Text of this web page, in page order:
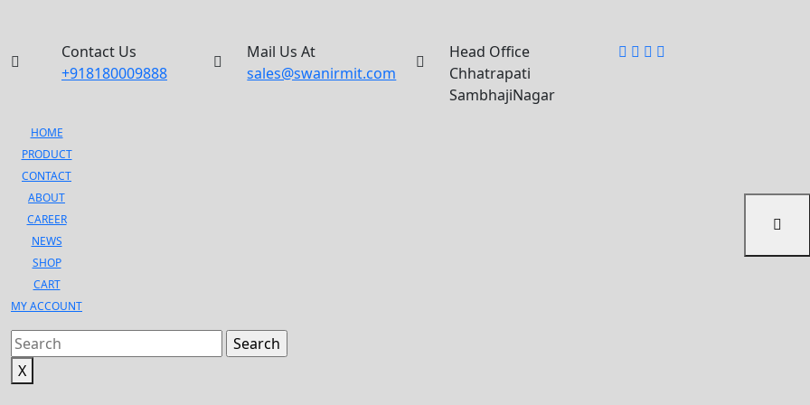
Contact Us
+918180009888+918180009888
Mail Us At
sales@swanirmit.com
Head Office
Chhatrapati
SambhajiNagar
Facebook
Twitter
Linkedin
Instagram
HOME
PRODUCT
CONTACT
ABOUT
CAREER
NEWS
SHOP
CART
MY ACCOUNT
Search
for:
X